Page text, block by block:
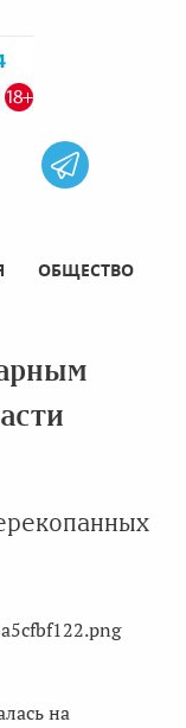
ОБЩЕСТВО
на